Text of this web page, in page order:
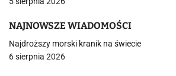
NAJNOWSZE WIADOMOŚCI
Najdroższy morski kranik na świecie
6 sierpnia 2026